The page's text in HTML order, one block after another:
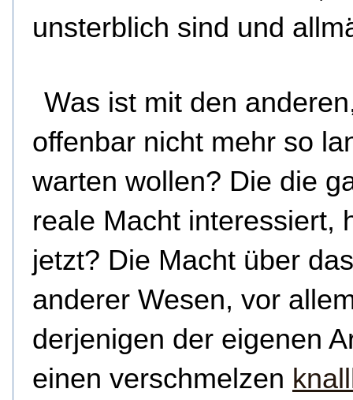
unsterblich sind und
Was ist mit den
offenbar nicht mehr so
warten wollen? Die die
reale Macht interessiert,
jetzt? Die Macht über
anderer Wesen, vor
derjenigen der eigenen
einen verschmelzen